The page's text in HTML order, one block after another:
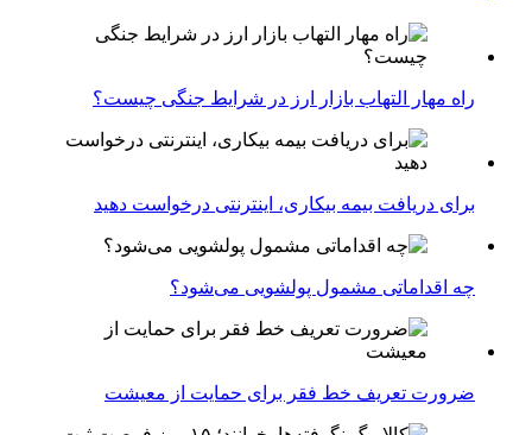
راه مهار التهاب بازار ارز در شرایط جنگی چیست؟
برای دریافت بیمه بیکاری، اینترنتی درخواست دهید
چه اقداماتی مشمول پولشویی می‌شود؟
ضرورت تعریف خط فقر برای حمایت از معیشت